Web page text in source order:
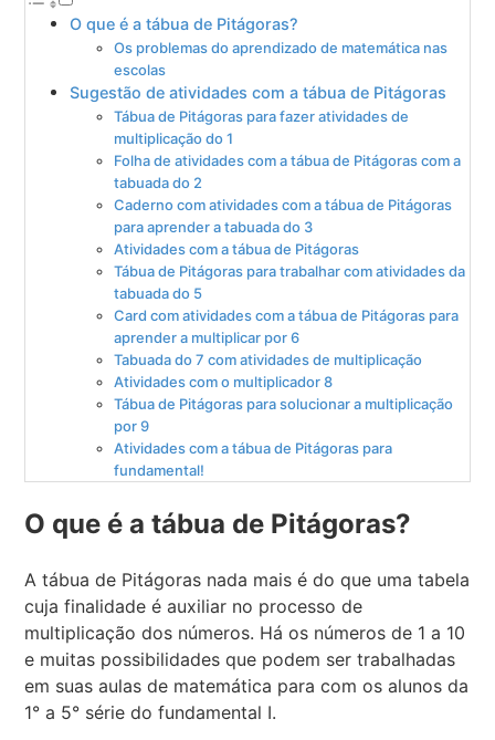
O que é a tábua de Pitágoras?
Os problemas do aprendizado de matemática nas
escolas
Sugestão de atividades com a tábua de Pitágoras
Tábua de Pitágoras para fazer atividades de
multiplicação do 1
Folha de atividades com a tábua de Pitágoras com a
tabuada do 2
Caderno com atividades com a tábua de Pitágoras
para aprender a tabuada do 3
Atividades com a tábua de Pitágoras
Tábua de Pitágoras para trabalhar com atividades da
tabuada do 5
Card com atividades com a tábua de Pitágoras para
aprender a multiplicar por 6
Tabuada do 7 com atividades de multiplicação
Atividades com o multiplicador 8
Tábua de Pitágoras para solucionar a multiplicação
por 9
Atividades com a tábua de Pitágoras para
fundamental!
O que é a tábua de Pitágoras?
A tábua de Pitágoras nada mais é do que uma tabela
cuja finalidade é auxiliar no processo de
multiplicação dos números. Há os números de 1 a 10
e muitas possibilidades que podem ser trabalhadas
em suas aulas de matemática para com os alunos da
1° a 5° série do fundamental I.